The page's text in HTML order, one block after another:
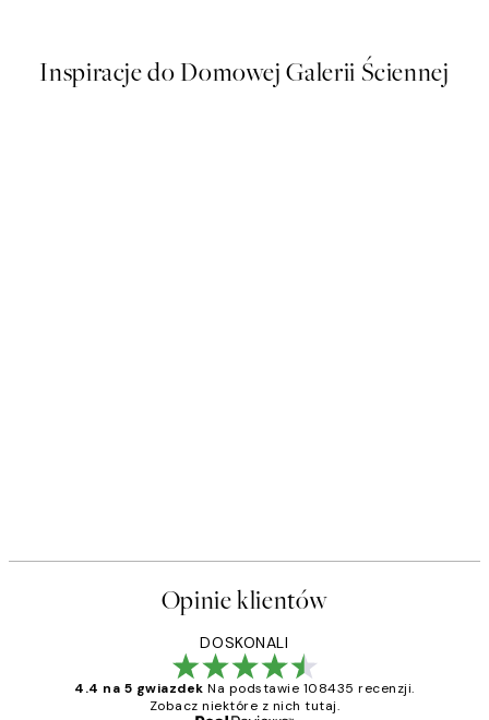
Inspiracje do Domowej Galerii Ściennej
Opinie klientów
DOSKONALI
4.4 na 5 gwiazdek Na podstawie 108435 recenzji.
Zobacz niektóre z nich tutaj.